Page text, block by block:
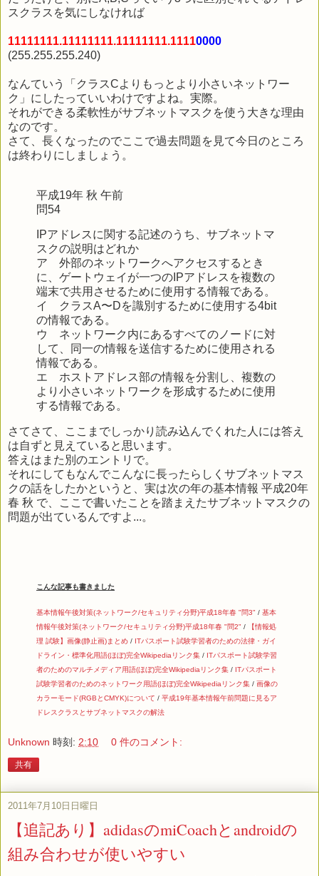
スクラスを気にしなければ
11111111.11111111.11111111.11110000
(255.255.255.240)
なんていう「クラスCよりもっとより小さいネットワー
ク」にしたっていいわけですよね。実際。
それができる柔軟性がサブネットマスクを使う大きな理由
なのです。
さて、長くなったのでここで過去問題を見て今日のところ
は終わりにしましょう。
平成19年 秋 午前
問54
IPアドレスに関する記述のうち、サブネットマ
スクの説明はどれか
ア 外部のネットワークへアクセスするとき
に、ゲートウェイが一つのIPアドレスを複数の
端末で共用させるために使用する情報である。
イ クラスA〜Dを識別するために使用する4bit
の情報である。
ウ ネットワーク内にあるすべてのノードに対
して、同一の情報を送信するために使用される
情報である。
エ ホストアドレス部の情報を分割し、複数の
より小さいネットワークを形成するために使用
する情報である。
さてさて、ここまでしっかり読み込んでくれた人には答え
は自ずと見えていると思います。
答えはまた別のエントリで。
それにしてもなんでこんなに長ったらしくサブネットマス
クの話をしたかというと、実は次の年の基本情報 平成20年
春 秋 で、ここで書いたことを踏まえたサブネットマスクの
問題が出ているんですよ...。
こんな記事も書きました
基本情報午後対策(ネットワーク/セキュリティ分野)平成18年春 "問3" / 基本
情報午後対策(ネットワーク/セキュリティ分野)平成18年春 "問2" /
【情報処
理 試験】画像(静止画)まとめ / ITパスポート試験学習者のための法律・ガイ
ドライン・標準化用語(ほぼ)完全Wikipediaリンク集 / ITパスポート試験学習
者のためのマルチメディア用語(ほぼ)完全Wikipediaリンク集 / ITパスポート
試験学習者のためのネットワーク用語(ほぼ)完全Wikipediaリンク集 / 画像の
カラーモード(RGBとCMYK)について / 平成19年基本情報午前問題に見るア
ドレスクラスとサブネットマスクの解法
Unknown 時刻: 2:10 0 件のコメント:
共有
2011年7月10日日曜日
【追記あり】adidasのmiCoachとandroidの
組み合わせが使いやすい